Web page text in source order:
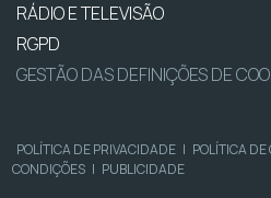
RÁDIO E TELEVISÃO
RGPD
GESTÃO DAS DEFINIÇÕES DE
POLÍTICA DE PRIVACIDADE | POLÍTICA DE
CONDIÇÕES | PUBLICIDADE